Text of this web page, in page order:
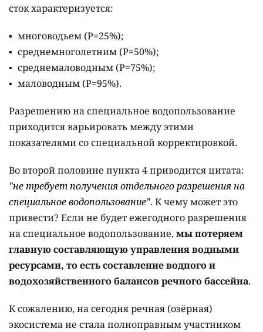
сток характеризуется:
многоводьем (Р=25%);
среднемноголетним (Р=50%);
среднемаловодным (Р=75%);
маловодным (Р=95%).
Разрешению на специальное водопользование
приходится варьировать между этими
показателями со специальной корректировкой.
Во второй половине пункта 4 приводится цитата:
"не требует получения отдельного разрешения на
специальное водопользование". К чему может это
привести? Если не будет ежегодного разрешения
на специальное водопользование, мы потеряем
главную составляющую управления водными
ресурсами, то есть составление водного и
водохозяйственного балансов речного бассейна.
К сожалению, на сегодня речная (озёрная)
экосистема не стала полноправным участником